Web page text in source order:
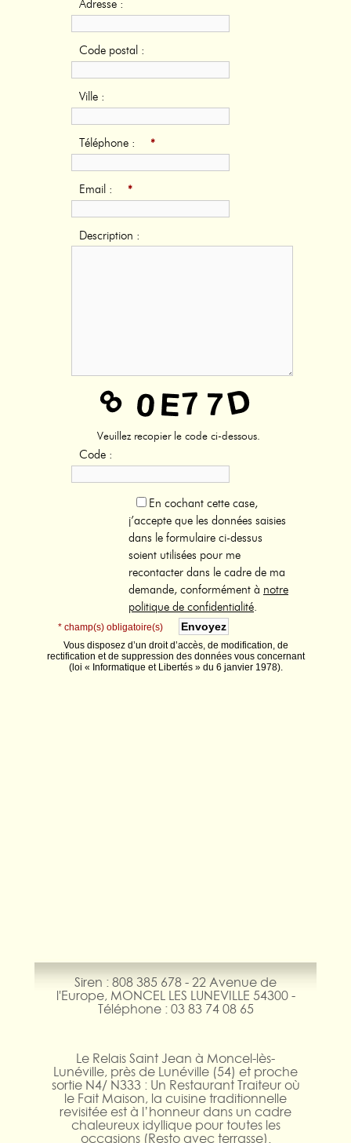
Adresse :
Code postal :
Ville :
Téléphone : *
Email : *
Description :
Veuillez recopier le code ci-dessous.
Code :
En cochant cette case,
j’accepte que les données saisies
dans le formulaire ci-dessus
soient utilisées pour me
recontacter dans le cadre de ma
demande, conformément à notre
politique de confidentialité.
* champ(s) obligatoire(s)
Vous disposez d’un droit d’accès, de modification, de
rectification et de suppression des données vous concernant
(loi « Informatique et Libertés » du 6 janvier 1978).
Siren : 808 385 678 - 22 Avenue de
l'Europe, MONCEL LES LUNEVILLE 54300 -
Téléphone : 03 83 74 08 65
Le Relais Saint Jean à Moncel-lès-
Lunéville, près de Lunéville (54) et proche
sortie N4/ N333 : Un Restaurant Traiteur où
le Fait Maison, la cuisine traditionnelle
revisitée est à l’honneur dans un cadre
chaleureux idyllique pour toutes les
occasions (Resto avec terrasse).